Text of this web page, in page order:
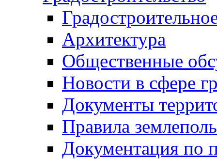
Архитектура
Общественные
Новости в сфере
Документы
Правила
Документация по